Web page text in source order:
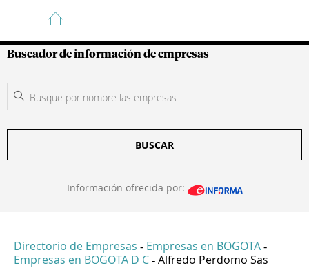
Guía de Empresas Colombianas
Buscador de información de empresas
BUSCAR
Información ofrecida por:
Directorio de Empresas - Empresas en BOGOTA -
Empresas en BOGOTA D C - Alfredo Perdomo Sas